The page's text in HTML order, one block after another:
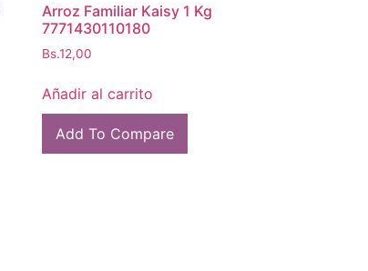
Arroz Familiar Kaisy 1 Kg
7771430110180
Bs.12,00
Añadir al carrito
Add To Compare